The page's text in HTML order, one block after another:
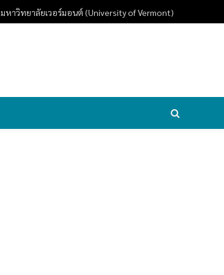
มหาวิทยาลัยเวอร์มอนต์ (University of Vermont)